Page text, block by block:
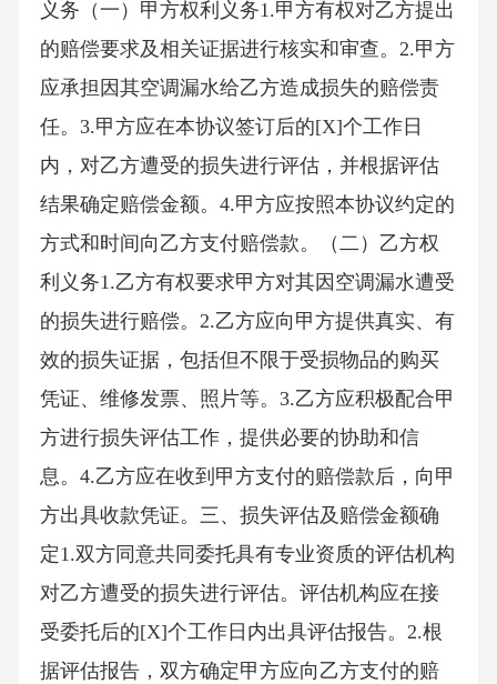
义务（一）甲方权利义务1.甲方有权对乙方提出
的赔偿要求及相关证据进行核实和审查。2.甲方
应承担因其空调漏水给乙方造成损失的赔偿责
任。3.甲方应在本协议签订后的[X]个工作日
内，对乙方遭受的损失进行评估，并根据评估
结果确定赔偿金额。4.甲方应按照本协议约定的
方式和时间向乙方支付赔偿款。（二）乙方权
利义务1.乙方有权要求甲方对其因空调漏水遭受
的损失进行赔偿。2.乙方应向甲方提供真实、有
效的损失证据，包括但不限于受损物品的购买
凭证、维修发票、照片等。3.乙方应积极配合甲
方进行损失评估工作，提供必要的协助和信
息。4.乙方应在收到甲方支付的赔偿款后，向甲
方出具收款凭证。三、损失评估及赔偿金额确
定1.双方同意共同委托具有专业资质的评估机构
对乙方遭受的损失进行评估。评估机构应在接
受委托后的[X]个工作日内出具评估报告。2.根
据评估报告，双方确定甲方应向乙方支付的赔